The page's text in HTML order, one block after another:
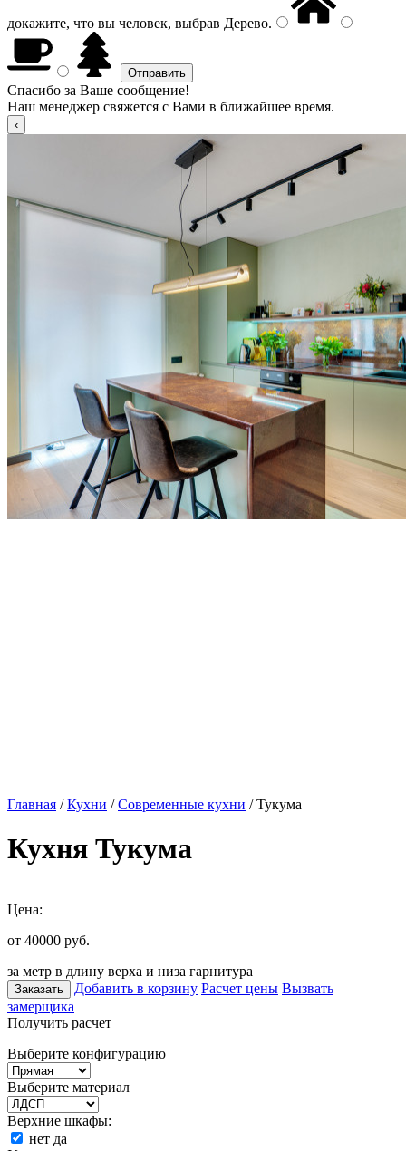
докажите, что вы человек, выбрав Дерево.
Спасибо за Ваше сообщение!
Наш менеджер свяжется с Вами в ближайшее время.
Главная /Кухни /Современные кухни / Тукума
Кухня Тукума
Цена:
от 40000 руб.
за метр в длину верха и низа гарнитура
Заказать Добавить в корзину Расчет цены Вызвать
замерщика
Получить расчет
Выберите конфигурацию
Выберите материал
Верхние шкафы:
нет да